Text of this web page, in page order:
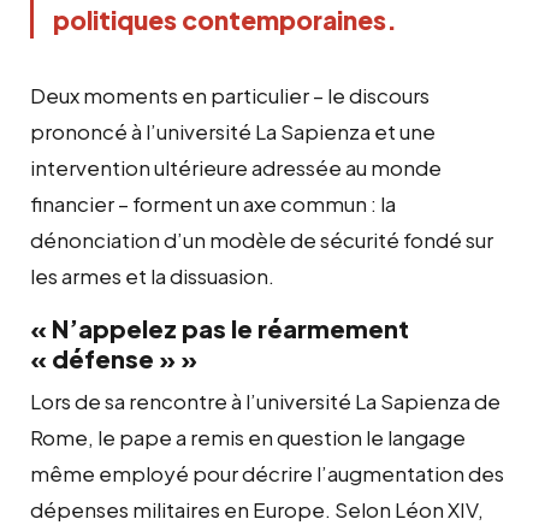
politiques contemporaines.
Deux moments en particulier – le discours
prononcé à l’université La Sapienza et une
intervention ultérieure adressée au monde
financier – forment un axe commun : la
dénonciation d’un modèle de sécurité fondé sur
les armes et la dissuasion.
« N’appelez pas le réarmement
« défense » »
Lors de sa rencontre à l’université La Sapienza de
Rome, le pape a remis en question le langage
même employé pour décrire l’augmentation des
dépenses militaires en Europe. Selon Léon XIV,